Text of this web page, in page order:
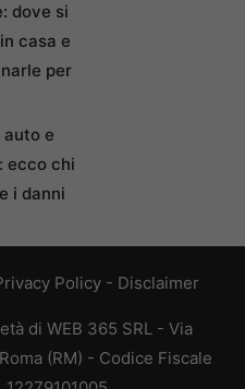
dove si
casa e
per
e
ecco chi
i danni
Policy - Disclaimer
di WEB 365 SRL - Via
(RM) - Codice Fiscale